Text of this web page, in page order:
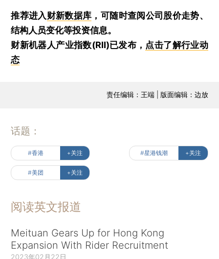
推荐进入财新数据库 ，可随时查阅公司股价走势、
结构人员变化等投资信息。
财新机器人产业指数(RII)已发布， 点击了解行业动
态
责任编辑：王端 | 版面编辑：边放
话题：
#香港 +关注 #星港钱潮 +关注
#美团 +关注
阅读英文报道
Meituan Gears Up for Hong Kong
Expansion With Rider Recruitment
2023年02月22日